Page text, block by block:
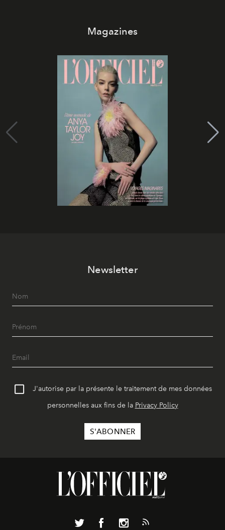
Magazines
Newsletter
J'autorise par la présente le traitement de mes données
personnelles aux fins de la Privacy Policy